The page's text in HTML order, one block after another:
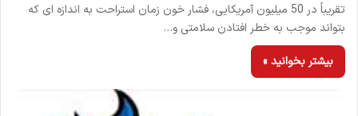
تقریباً در 50 میلیون آمریکایی، فشار خون زمان استراحت به اندازه ای که
بتواند موجب به خطر افتادن سلامتی و…
بیشتر بخوانید »